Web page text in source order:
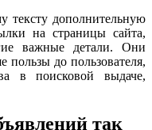
тексту дополнительную
на страницы сайта,
важные детали. Они
пользы до пользователя,
в поисковой выдаче,
так